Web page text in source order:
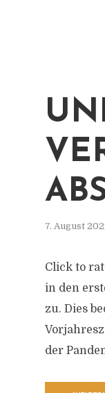
7. August
Click to
in den
zu. Dies
der